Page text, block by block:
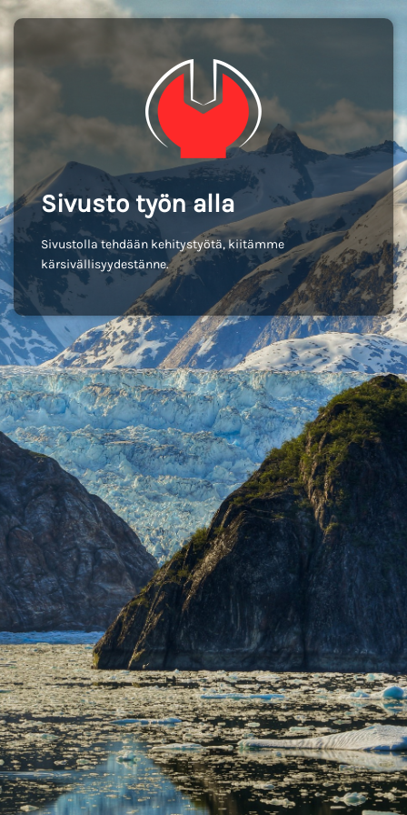
Sivusto työn alla
Sivustolla tehdään kehitystyötä, kiitämme
kärsivällisyydestänne.